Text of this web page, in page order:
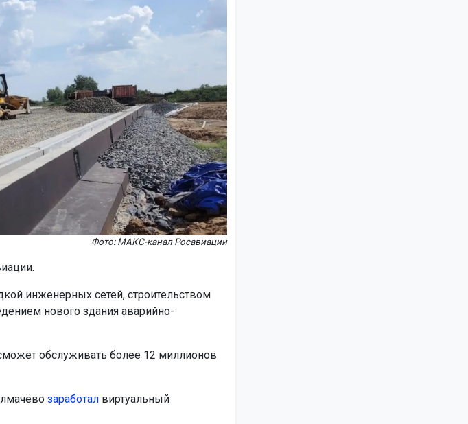
Фото: МАКС-канал Росавиации
инженерных сетей, строительством
нового здания аварийно-
обслуживать более 12 миллионов
заработалвиртуальный